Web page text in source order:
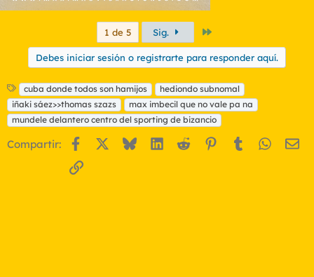
1 de 5 Sig.
Debes iniciar sesión o registrarte para responder aquí.
E
t
i
q
e
cuba donde todos son hamijos
hediondo subnomal
iñaki sáez>>thomas szazs
max imbecil que no vale pa na
mundele delantero centro del sporting de bizancio
Compartir: Facebook BlueskyLinkedIn
Reddit Pinterest
Tumblr
Enlace